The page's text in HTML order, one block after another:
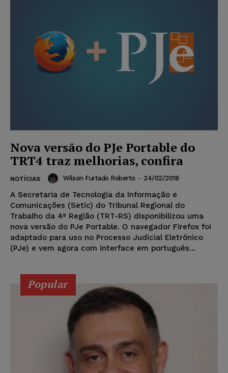
Nova versão do PJe Portable do
TRT4 traz melhorias, confira
NOTÍCIAS Wilson Furtado Roberto - 24/02/2018
A Secretaria de Tecnologia da Informação e
Comunicações (Setic) do Tribunal Regional do
Trabalho da 4ª Região (TRT-RS) disponibilizou uma
nova versão do PJe Portable. O navegador Firefox foi
adaptado para uso no Processo Judicial Eletrônico
(PJe) e vem agora com interface em português...
Popular